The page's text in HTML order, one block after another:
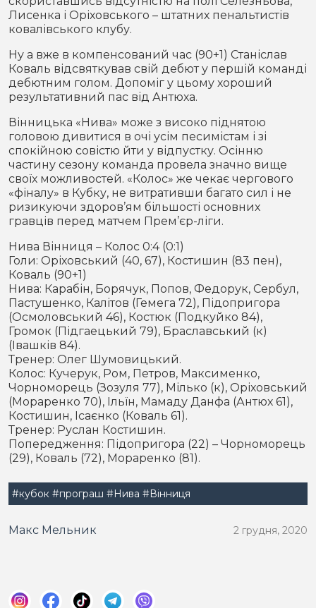
Лисенка і Оріховського – штатних пенальтистів
ковалівського клубу.
Ну а вже в компенсований час (90+1) Станіслав
Коваль відсвяткував свій дебют у першій команді
дебютним голом. Допоміг у цьому хороший
результативний пас від Антюха.
Вінницька «Нива» може з високо піднятою
головою дивитися в очі усім песимістам і зі
спокійною совістю йти у відпустку. Осінню
частину сезону команда провела значно вище
своїх можливостей. «Колос» же чекає чергового
«фіналу» в Кубку, не витративши багато сил і не
ризикуючи здоров’ям більшості основних
гравців перед матчем Прем’єр-ліги.
Нива Вінниця – Колос 0:4 (0:1)
Голи: Оріховський (40, 67), Костишин (83 пен),
Коваль (90+1)
Нива: Карабін, Борячук, Попов, Федорук, Сербул,
Пастушенко, Калітов (Гемега 72), Підопригора
(Осмоловський 46), Костюк (Подкуйко 84),
Громок (Підгаецький 79), Браславський (к)
(Івашків 84).
Тренер: Олег Шумовицький.
Колос: Кучерук, Ром, Петров, Максименко,
Чорноморець (Зозуля 77), Мілько (к), Оріховський
(Мораренко 70), Ільїн, Мамаду Данфа (Антюх 61),
Костишин, Ісаєнко (Коваль 61).
Тренер: Руслан Костишин.
Попередження: Підопригора (22) – Чорноморець
(29), Коваль (72), Мораренко (81).
#кубок #програш #Нива #Вінниця
Макс Мельник 2 грудня, 2020